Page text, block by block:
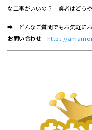
な工事がいいの？ 業者はどう
➡ どんなご質問でもお気軽にお
お問い合わせ
https://